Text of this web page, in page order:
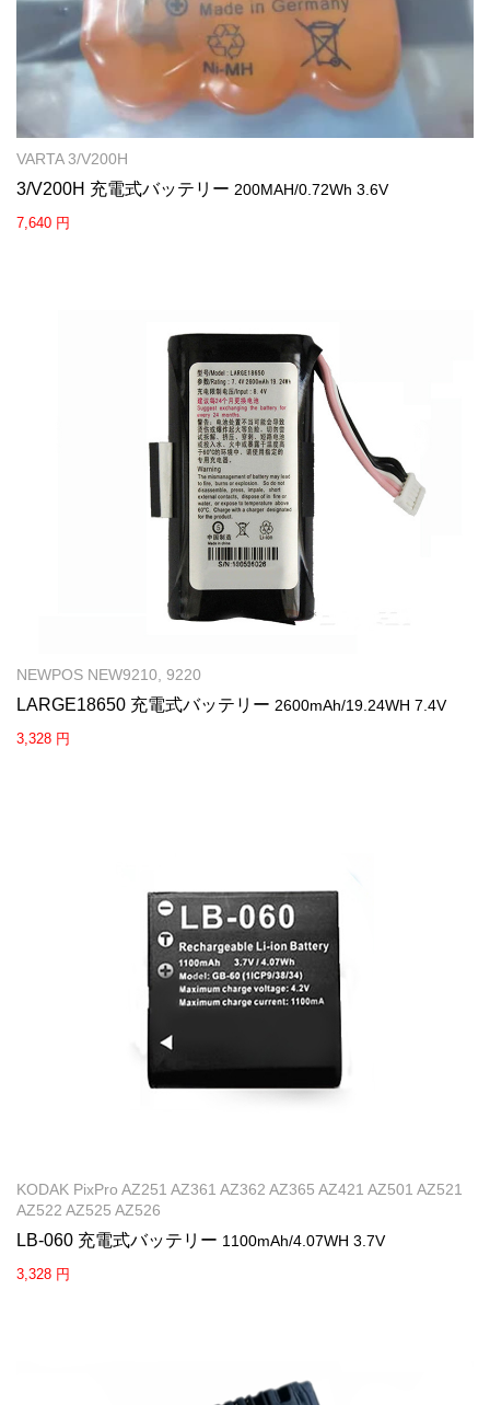
VARTA 3/V200H
3/V200H 充電式バッテリー 200MAH/0.72Wh 3.6V
7,640 円
NEWPOS NEW9210, 9220
LARGE18650 充電式バッテリー 2600mAh/19.24WH 7.4V
3,328 円
KODAK PixPro AZ251 AZ361 AZ362 AZ365 AZ421 AZ501 AZ521
AZ522 AZ525 AZ526
LB-060 充電式バッテリー 1100mAh/4.07WH 3.7V
3,328 円